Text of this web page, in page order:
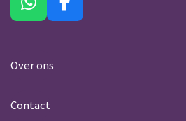
W
h
t
p
F
a
Over ons
Contact